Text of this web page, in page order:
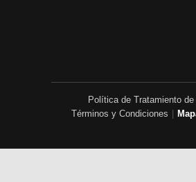
Política de Tratamiento de
Términos y Condiciones